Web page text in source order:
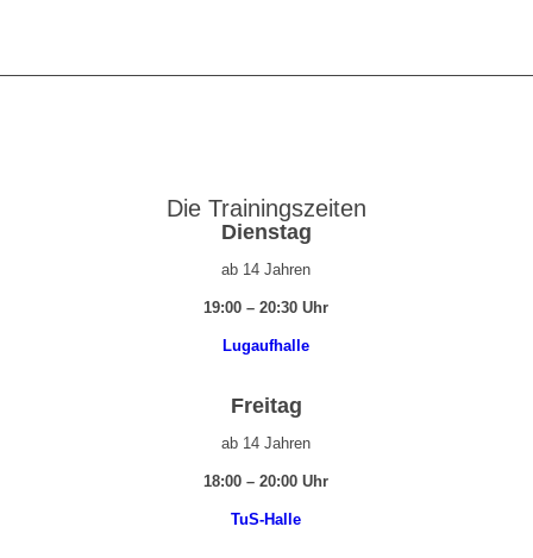
Die Trainingszeiten
Dienstag
ab 14 Jahren
19:00 – 20:30 Uhr
Lugaufhalle
Freitag
ab 14 Jahren
18:00 – 20:00 Uhr
TuS-Halle